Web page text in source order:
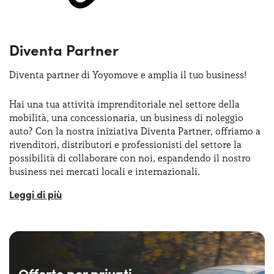
Cosa offriamo:
forte espansione
Ambiente di lavoro giovane e flessibile
Formazione e aggiornamento continuo
Collaborazione continuativa con partita IVA con
piano provvigionale competitivo
Abbraccia la nostra mission e raggiungi con noi gli
invia la tua candidatura spontanea ahr@yoyomove.com!
Diventa Partner
Diventa partner di Yoyomove e amplia il tuo business!
Hai una tua attività imprenditoriale nel settore della
mobilità, una concessionaria, un business di noleggio
auto? Con la nostra iniziativa Diventa Partner, offriamo a
rivenditori, distributori e professionisti del settore la
possibilità di collaborare con noi, espandendo il nostro
business nei mercati locali e internazionali.
Cosa cerchiamo:
nei settori affini al nostro business.
Una rete di contatti consolidata e una forte